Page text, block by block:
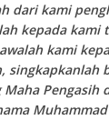
dari kami
kepada kami
kami
singkapkanlah
Pengasih